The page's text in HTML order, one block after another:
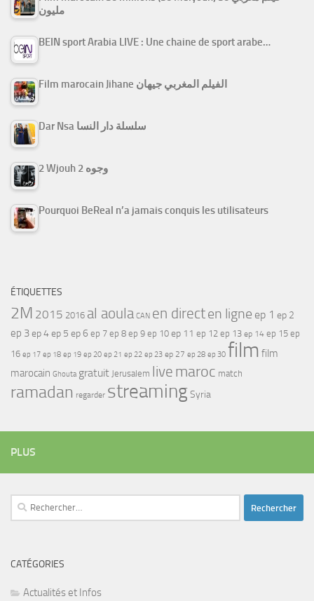
مليون
BEIN sport Arabia LIVE : Une chaine de sport arabe…
Film marocain Jihane الفيلم المغربي جيهان
Dar Nsa سلسلة دار النسا
2 Wjouh 2 وجوه
Pourquoi BeReal n’a jamais conquis les utilisateurs
ÉTIQUETTES
2M 2015 2016 al aoula CAN en directen ligne ep 1 ep 2
ep 3ep 4ep 5 ep 6 ep 7 ep 8 ep 9 ep 10 ep 11 ep 12 ep 13 ep 14 ep 15 ep
16 ep 17 ep 18 ep 19 ep 20 ep 21 ep 22 ep 23 ep 27 ep 28 ep 30 film film
marocain Ghouta gratuit Jerusalem live maroc match
ramadan regarder streamingSyria
PLUS
Rechercher :
CATÉGORIES
Actualités et Infos